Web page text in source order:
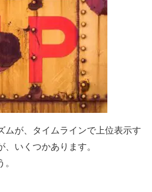
ムが、タイムラインで上位表示す
いくつかあります。